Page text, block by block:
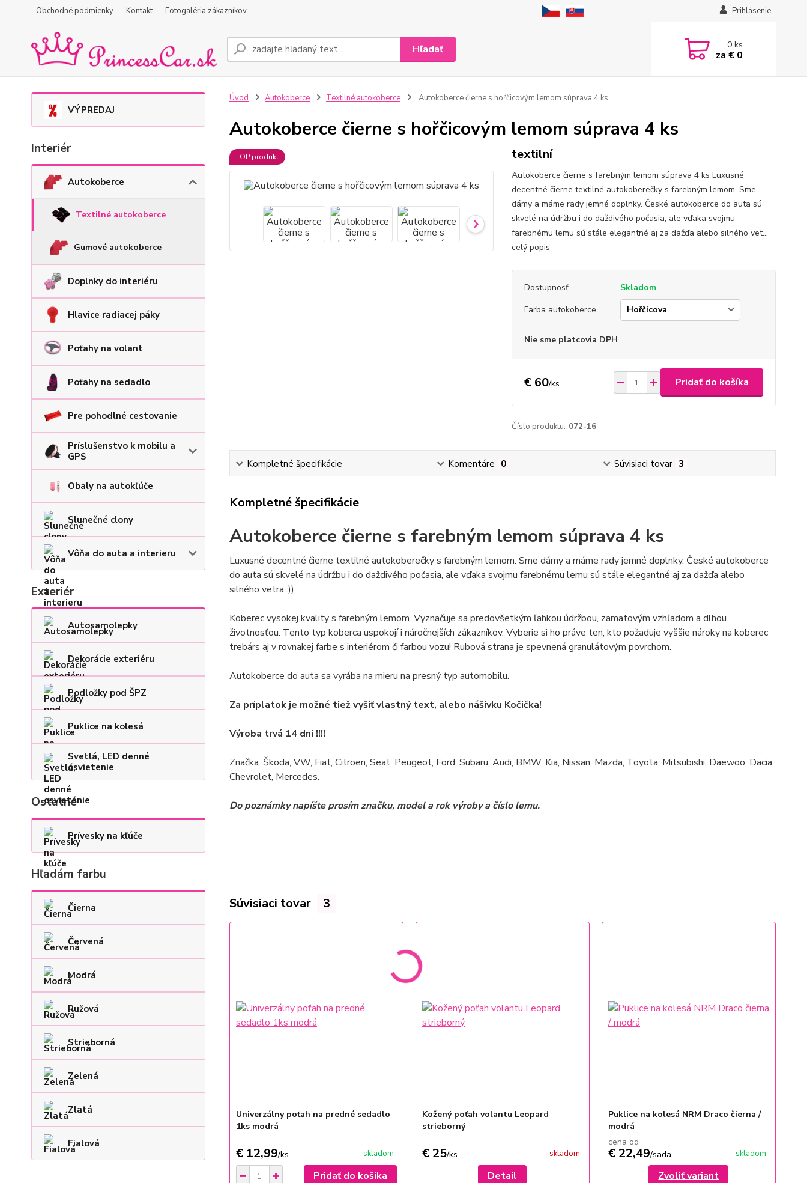
Obchodné podmienky Kontakt Fotogaléria zákazníkov Prihlásenie
Hľadať 0ks
za € 0
VÝPREDAJ
Interiér
Autokoberce
Textilné autokoberce
Gumové autokoberce
Doplnky do interiéru
Hlavice radiacej páky
Poťahy na volant
Poťahy na sedadlo
Pre pohodlné cestovanie
Príslušenstvo k mobilu a
GPS
Obaly na autokľúče
Slunečné clony
Vôňa do auta a interieru
Exteriér
Autosamolepky
Dekorácie exteriéru
Podložky pod ŠPZ
Puklice na kolesá
Svetlá, LED denné
osvietenie
Ostatné
Prívesky na kľúče
Hľadám farbu
Čierna
Červená
Modrá
Ružová
Strieborná
Zelená
Zlatá
Fialová
Úvod Autokoberce Textilné autokoberce Autokoberce čierne s hořčicovým lemom súprava 4 ks
Autokoberce čierne s hořčicovým lemom súprava 4 ks
TOP produkt textilní
Autokoberce čierne s farebným lemom súprava 4 ks Luxusné
decentné čierne textilné autokoberečky s farebným lemom. Sme
dámy a máme rady jemné doplnky. České autokoberce do auta sú
skvelé na údržbu i do daždivého počasia, ale vďaka svojmu
farebnému lemu sú stále elegantné aj za dažďa alebo silného vet...
celý popis
Dostupnosť
Skladom
Farba autokoberce
Nie sme platcovia DPH
€ 60/ks Pridať do košíka
Číslo produktu: 072-16
Kompletné špecifikácie Komentáre 0 Súvisiaci tovar 3
Kompletné špecifikácie
Autokoberce čierne s farebným lemom súprava 4 ks
Luxusné decentné čierne textilné autokoberečky s farebným lemom. Sme dámy a máme rady jemné doplnky. České autokoberce
do auta sú skvelé na údržbu i do daždivého počasia, ale vďaka svojmu farebnému lemu sú stále elegantné aj za dažďa alebo
silného vetra :))
Koberec vysokej kvality s farebným lemom. Vyznačuje sa predovšetkým ľahkou údržbou, zamatovým vzhľadom a dlhou
životnosťou. Tento typ koberca uspokojí i náročnejších zákazníkov. Vyberie si ho práve ten, kto požaduje vyššie nároky na koberec
trebárs aj v rovnakej farbe s interiérom či farbou vozu! Rubová strana je spevnená granulátovým povrchom.
Autokoberce do auta sa vyrába na mieru na presný typ automobilu.
Za príplatok je možné tiež vyšiť vlastný text, alebo nášivku Kočička!
Výroba trvá 14 dni !!!!
Značka: Škoda, VW, Fiat, Citroen, Seat, Peugeot, Ford, Subaru, Audi, BMW, Kia, Nissan, Mazda, Toyota, Mitsubishi, Daewoo, Dacia,
Chevrolet, Mercedes.
Do poznámky napíšte prosím značku, model a rok výroby a číslo lemu.
Súvisiaci tovar 3
Univerzálny poťah na predné sedadlo
1ks modrá
€ 12,99/ks skladom
Pridať do košíka
Kožený poťah volantu Leopard
strieborný
€ 25/ks skladom
Detail
Puklice na kolesá NRM Draco čierna /
modrá
cena od
€ 22,49/sada skladom
Zvoliť variant